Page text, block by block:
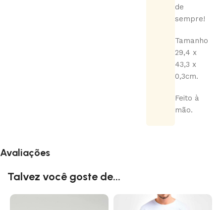
de
sempre!
Tamanho
29,4 x
43,3 x
0,3cm.
Feito à
mão.
Avaliações
Talvez você goste de...